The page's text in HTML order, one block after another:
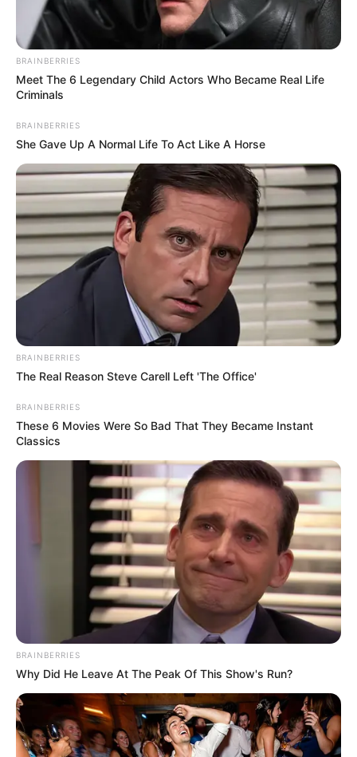
15 JYTRACE DE HOUELLE
16 JUNKIES MINDS
Arrivée et résultats du Quinté PMU le
PRIX BRASILIA
16 – 2 – 15 – 3 – 6
Meilleur pronostic Quinté du Jour
100% Quinté le Direct Course de
CanalTurf
Analyse et Pronostic détaillés du Tiercé Quarté
Quinté par Stéphane Davy de CanalTurf.
Voir leurs dernières vidéos.
L’accès au site est 100% gratuit, on vous sollicite s.v.p
boutons, merci à vous.
UTILE PAS UTILE
BRAINBERRIES
Meet The 6 Legendary Child Actors Who Became Real Life
Criminals
BRAINBERRIES
She Gave Up A Normal Life To Act Like A Horse
BRAINBERRIES
The Real Reason Steve Carell Left 'The Office'
BRAINBERRIES
These 6 Movies Were So Bad That They Became Instant
Classics
BRAINBERRIES
Why Did He Leave At The Peak Of This Show's Run?